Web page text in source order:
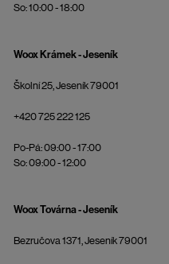
So: 10:00 - 18:00
Woox Krámek - Jeseník
Školní 25, Jeseník 79001
+420 725 222 125
Po-Pá: 09:00 - 17:00
So: 09:00 - 12:00
Woox Továrna - Jeseník
Bezručova 1371, Jeseník 79001